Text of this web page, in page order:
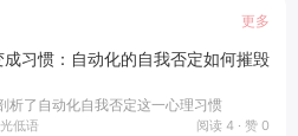
更多
成习惯：自动化的自我否定如何摧毁
析了自动化自我否定这一心理习惯
低语 阅读 4 · 赞 0